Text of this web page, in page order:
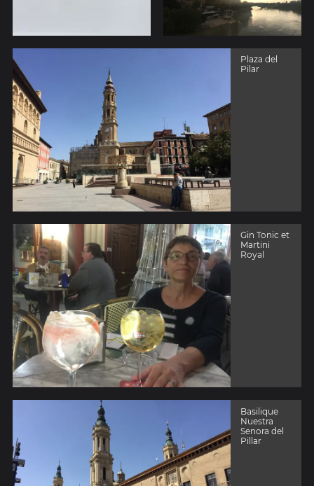
Plaza del
Pilar
Gin Tonic et
Martini
Royal
Basilique
Nuestra
Senora del
Pillar